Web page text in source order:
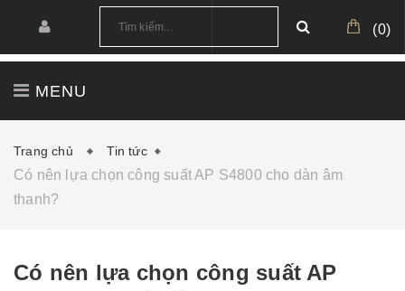
(0)
MENU
CÔNG TRÌNH
Trang chủ Tin tức
Có nên lựa chọn công suất AP S4800 cho dàn âm
thanh?
Có nên lựa chọn công suất AP